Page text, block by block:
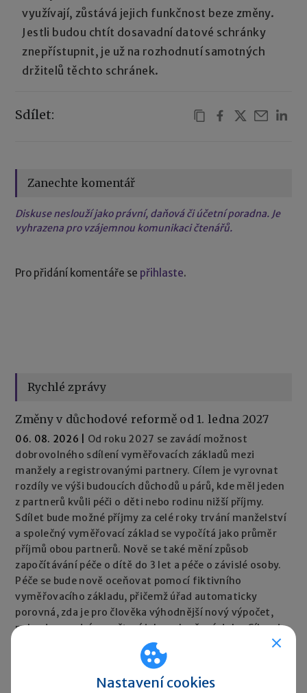
využívají, zůstává jejich funkčnost beze změny.
Jestli budou chtít dosavadní datové schránky
znepřístupnit, je už na rozhodnutí samotných
držitelů těchto schránek.
Sdílet:
Zanechte komentář
Diskuse neslouží jako právní, daňová či účetní poradna. Je
vyhrazena pro vzájemnou komunikaci čtenářů.
Pro přidání komentáře se přihlaste.
Rychlé zprávy
Změny v důchodové reformě od 1. ledna 2027
06. 08. 2026
Od roku 2027 se zavádí možnost
dobrovolného sdílení vyměřovacích základů mezi
manžely a registrovanými partnery. Cílem je vyrovnat
rozdíly ve výši budoucích důchodů u párů, kde měl jeden
z partnerů kvůli péči o děti nebo rodinu nižší příjmy.
Sdílet bude možné příjmy za celé roky trvání manželství
a společný vyměřovací základ se vypočítá jako průměr
příjmů obou partnerů. Nově se také mění způsob
započítávání péče o dítě do 3 let a péče o závislé osoby.
Péče se bude nově oceňovat pomocí fiktivního
vyměřovacího základu, přičemž úřad automaticky
porovná, zda je pro člověka výhodnější nový výpočet,
nebo dosavadní započtení jako vyloučené doby. Cílem je,
aby péče neměla negativní dopad na výši důchodu.
Nastavení cookies